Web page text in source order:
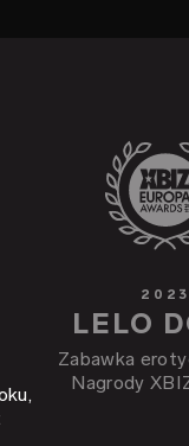
2023
LELO
Zabawka
Nagrody